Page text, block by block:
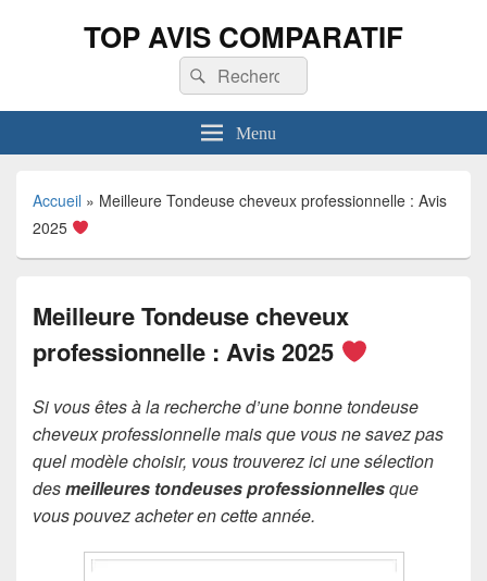
TOP AVIS COMPARATIF
Recherche :
Rechercher
Menu
Accueil » Meilleure Tondeuse cheveux professionnelle : Avis
2025
Meilleure Tondeuse cheveux
professionnelle : Avis 2025
Si vous êtes à la recherche d’une bonne tondeuse
cheveux professionnelle mais que vous ne savez pas
quel modèle choisir, vous trouverez ici une sélection
desmeilleures tondeuses professionnellesque
vous pouvez acheter en cette année.